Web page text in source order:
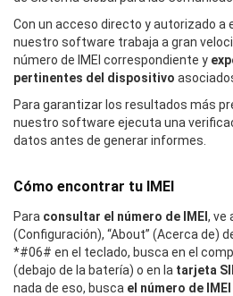
Con un acceso directo y autorizado a
nuestro software trabaja a gran
número de IMEI correspondiente y
pertinentes del dispositivo
Para garantizar los resultados más
nuestro software ejecuta una
datos antes de generar informes.
Cómo encontrar tu IMEI
Para consultar el número de IMEI , ve
(Configuración), “About” (Acerca de)
*#06# en el teclado, busca en el
(debajo de la batería) o en la tarjeta
nada de eso, busca el número de